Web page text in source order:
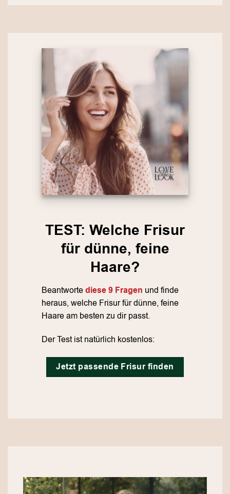
TEST: Welche Frisur
für dünne, feine
Haare?
Beantwortediese 9 Fragen und finde
heraus, welche Frisur für dünne, feine
Haare am besten zu dir passt.
Der Test ist natürlich kostenlos:
Jetzt passende Frisur finden